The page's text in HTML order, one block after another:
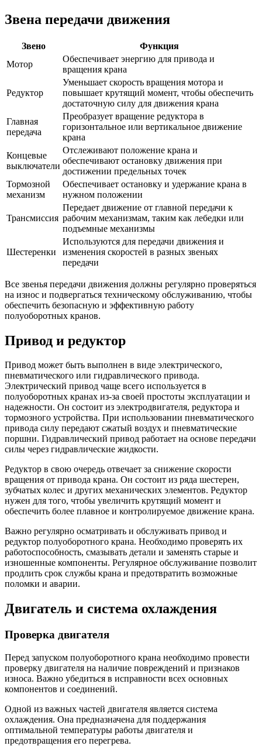
Звена передачи движения
Звено
Функция
Мотор
Обеспечивает энергию для привода и
вращения крана
Редуктор
Уменьшает скорость вращения мотора и
повышает крутящий момент, чтобы обеспечить
достаточную силу для движения крана
Главная
передача
Преобразует вращение редуктора в
горизонтальное или вертикальное движение
крана
Концевые
выключатели
Отслеживают положение крана и
обеспечивают остановку движения при
достижении предельных точек
Тормозной
механизм
Обеспечивает остановку и удержание крана в
нужном положении
Трансмиссия
Передает движение от главной передачи к
рабочим механизмам, таким как лебедки или
подъемные механизмы
Шестеренки
Используются для передачи движения и
изменения скоростей в разных звеньях
передачи
Все звенья передачи движения должны регулярно проверяться
на износ и подвергаться техническому обслуживанию, чтобы
обеспечить безопасную и эффективную работу
полуоборотных кранов.
Привод и редуктор
Привод может быть выполнен в виде электрического,
пневматического или гидравлического привода.
Электрический привод чаще всего используется в
полуоборотных кранах из-за своей простоты эксплуатации и
надежности. Он состоит из электродвигателя, редуктора и
тормозного устройства. При использовании пневматического
привода силу передают сжатый воздух и пневматические
поршни. Гидравлический привод работает на основе передачи
силы через гидравлические жидкости.
Редуктор в свою очередь отвечает за снижение скорости
вращения от привода крана. Он состоит из ряда шестерен,
зубчатых колес и других механических элементов. Редуктор
нужен для того, чтобы увеличить крутящий момент и
обеспечить более плавное и контролируемое движение крана.
Важно регулярно осматривать и обслуживать привод и
редуктор полуоборотного крана. Необходимо проверять их
работоспособность, смазывать детали и заменять старые и
изношенные компоненты. Регулярное обслуживание позволит
продлить срок службы крана и предотвратить возможные
поломки и аварии.
Двигатель и система охлаждения
Проверка двигателя
Перед запуском полуоборотного крана необходимо провести
проверку двигателя на наличие повреждений и признаков
износа. Важно убедиться в исправности всех основных
компонентов и соединений.
Одной из важных частей двигателя является система
охлаждения. Она предназначена для поддержания
оптимальной температуры работы двигателя и
предотвращения его перегрева.